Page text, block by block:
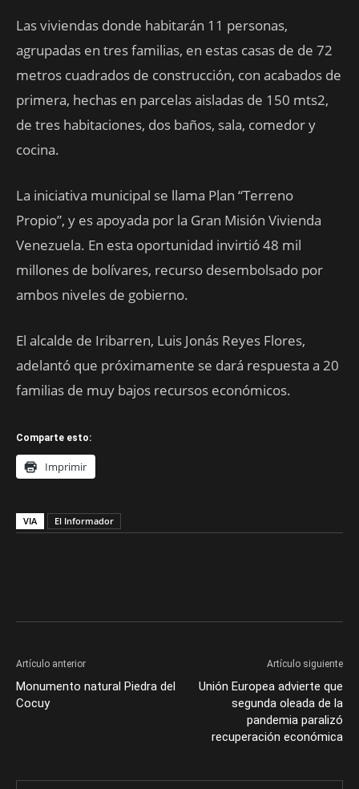
Las viviendas donde habitarán 11 personas,
agrupadas en tres familias, en estas casas de de 72
metros cuadrados de construcción, con acabados de
primera, hechas en parcelas aisladas de 150 mts2,
de tres habitaciones, dos baños, sala, comedor y
cocina.
La iniciativa municipal se llama Plan “Terreno
Propio”, y es apoyada por la Gran Misión Vivienda
Venezuela. En esta oportunidad invirtió 48 mil
millones de bolívares, recurso desembolsado por
ambos niveles de gobierno.
El alcalde de Iribarren, Luis Jonás Reyes Flores,
adelantó que próximamente se dará respuesta a 20
familias de muy bajos recursos económicos.
Comparte esto:
Imprimir
VIA El Informador
Artículo anterior
Monumento natural Piedra del
Cocuy
Artículo siguiente
Unión Europea advierte que
segunda oleada de la
pandemia paralizó
recuperación económica